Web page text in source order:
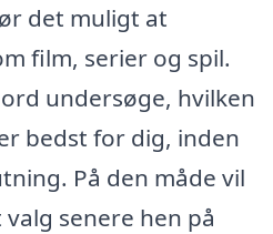
det muligt at
film, serier og spil.
undersøge, hvilken
bedst for dig, inden
På den måde vil
senere hen på